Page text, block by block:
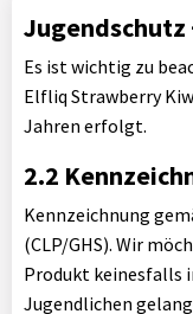
Jugendschutz
Es ist wichtig zu
Elfliq Strawberry
Jahren erfolgt.
2.2
Kennzeichnung
(CLP/GHS). Wir
Produkt keinesfalls
Jugendlichen